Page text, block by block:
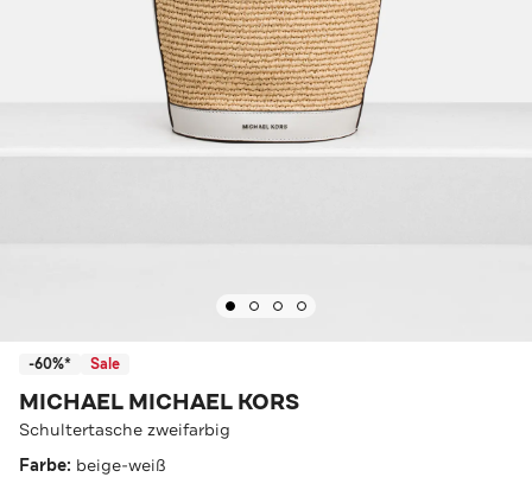
-60%* Sale
MICHAEL MICHAEL KORS
Schultertasche zweifarbig
Farbe: beige-weiß